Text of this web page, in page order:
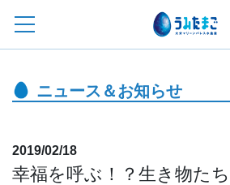
ニュース＆お知らせ
2019/02/18
幸福を呼ぶ！？生き物た